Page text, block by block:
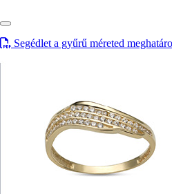
Segédlet a gyűrű méreted